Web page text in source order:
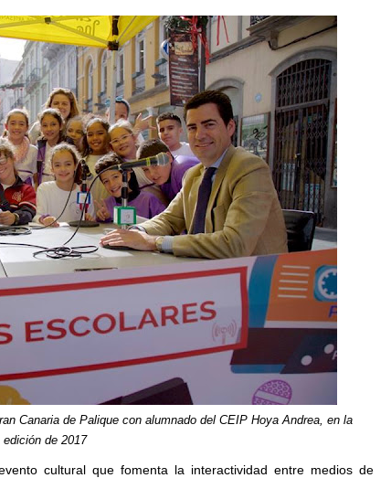
Canaria de Palique con alumnado del CEIP Hoya Andrea, en la
edición de 2017
cultural que fomenta la interactividad entre medios de